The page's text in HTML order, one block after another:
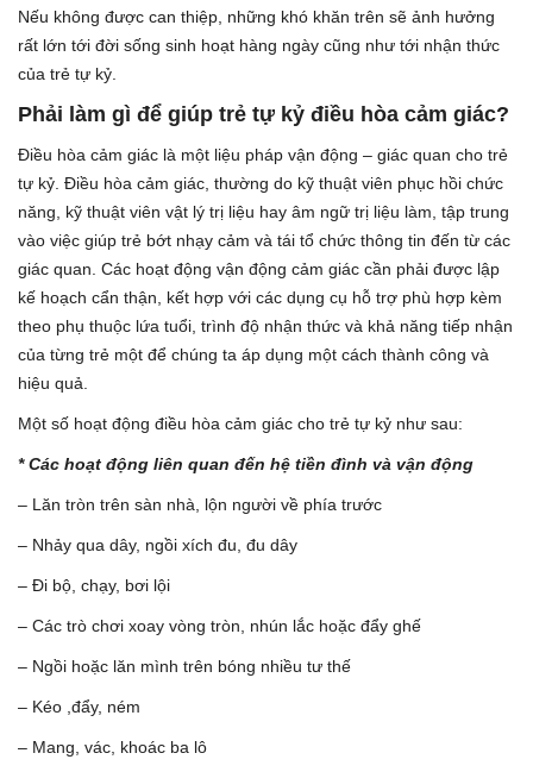
Nếu không được can thiệp, những khó khăn trên sẽ ảnh hưởng
rất lớn tới đời sống sinh hoạt hàng ngày cũng như tới nhận thức
của trẻ tự kỷ.
Phải làm gì để giúp trẻ tự kỷ điều hòa cảm giác?
Điều hòa cảm giác là một liệu pháp vận động – giác quan cho trẻ
tự kỷ. Điều hòa cảm giác, thường do kỹ thuật viên phục hồi chức
năng, kỹ thuật viên vật lý trị liệu hay âm ngữ trị liệu làm, tập trung
vào việc giúp trẻ bớt nhạy cảm và tái tổ chức thông tin đến từ các
giác quan. Các hoạt động vận động cảm giác cần phải được lập
kế hoạch cẩn thận, kết hợp với các dụng cụ hỗ trợ phù hợp kèm
theo phụ thuộc lứa tuổi, trình độ nhận thức và khả năng tiếp nhận
của từng trẻ một để chúng ta áp dụng một cách thành công và
hiệu quả.
Một số hoạt động điều hòa cảm giác cho trẻ tự kỷ như sau:
* Các hoạt động liên quan đến hệ tiền đình và vận động
– Lăn tròn trên sàn nhà, lộn người về phía trước
– Nhảy qua dây, ngồi xích đu, đu dây
– Đi bộ, chạy, bơi lội
– Các trò chơi xoay vòng tròn, nhún lắc hoặc đẩy ghế
– Ngồi hoặc lăn mình trên bóng nhiều tư thế
– Kéo ,đẩy, ném
– Mang, vác, khoác ba lô